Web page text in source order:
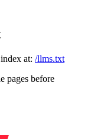
at: /llms.txt
pages before